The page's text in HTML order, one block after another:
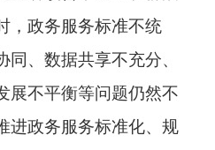
，政务服务标准不统
、数据共享不充分、
展不平衡等问题仍然不
进政务服务标准化、规